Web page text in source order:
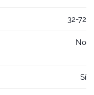
32-72
No
Sí